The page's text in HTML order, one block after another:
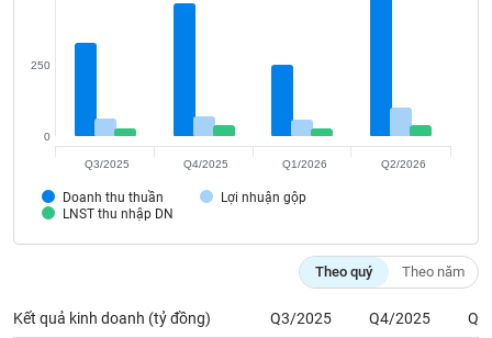
Doanh thu thuần
Lợi nhuận gộp
LNST thu nhập DN
0
250
Q3/2025 Q4/2025 Q1/2026 Q2/2026
Theo quý Theo năm
Kết quả kinh doanh (tỷ đồng) Q3/2025 Q4/2025
Bài
viết
tác